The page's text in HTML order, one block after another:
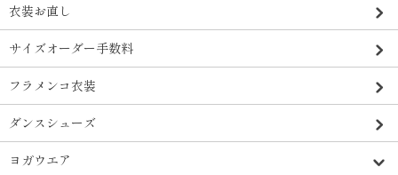
衣装お直し
サイズオーダー手数料
フラメンコ衣装
ダンスシューズ
ヨガウエア